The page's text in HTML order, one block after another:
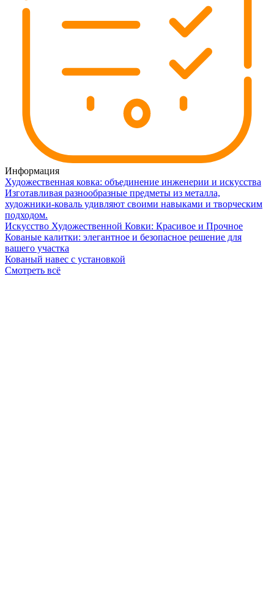
Информация
Художественная ковка: объединение инженерии и искусства
Изготавливая разнообразные предметы из металла,
художники-коваль удивляют своими навыками и творческим
подходом.
Искусство Художественной Ковки: Красивое и Прочное
Кованые калитки: элегантное и безопасное решение для
вашего участка
Кованый навес с установкой
Смотреть всё